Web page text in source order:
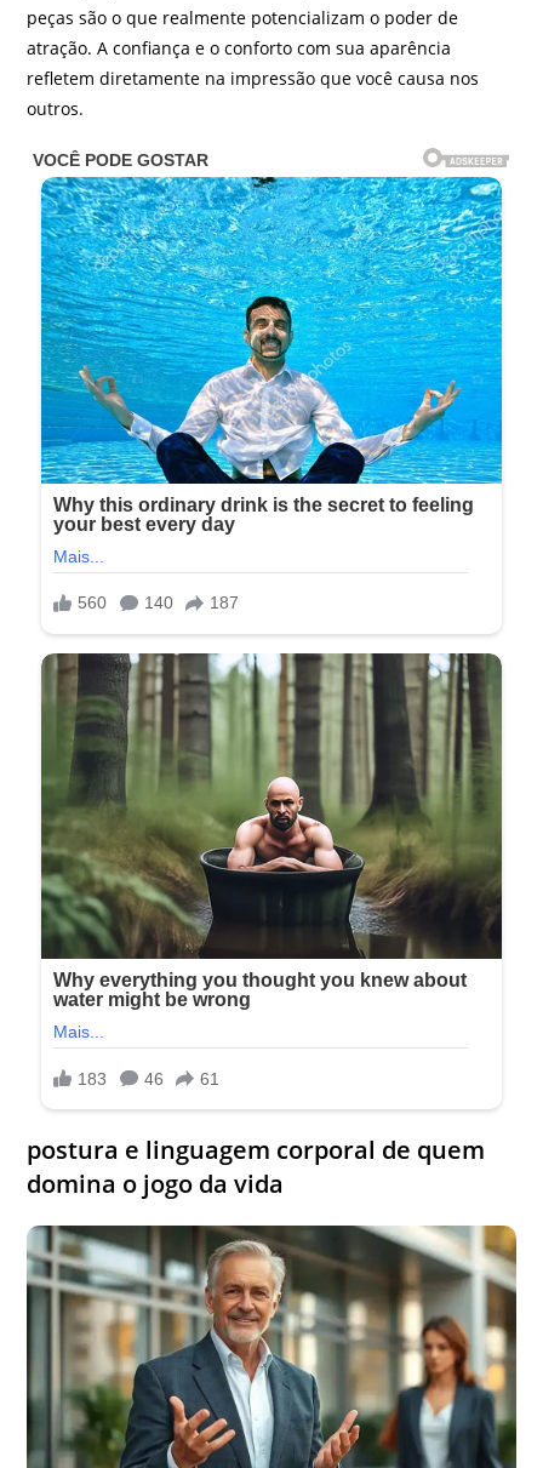
peças são o que realmente potencializam o poder de
atração. A confiança e o conforto com sua aparência
refletem diretamente na impressão que você causa nos
outros.
postura e linguagem corporal de quem
domina o jogo da vida